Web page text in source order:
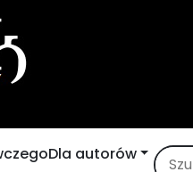
Dla autorów